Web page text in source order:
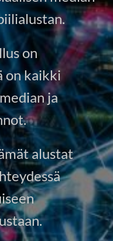
on
on kaikki
ja
alustat